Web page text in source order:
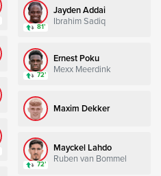
Jayden Addai
Ibrahim Sadiq
81’
Ernest Poku
Mexx Meerdink
72’
Maxim Dekker
Mayckel Lahdo
Ruben van Bommel
72’